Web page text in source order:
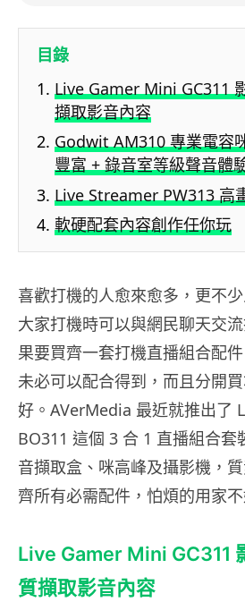
目錄
Live Gamer Mini GC311
擷取影音內容
Godwit AM310 專業電容
豐富 + 錄音室等級聲音體
Live Streamer PW313 高
軟硬配套內容創作任你玩
喜歡打機的人愈來愈多，更不
大家打機時可以與網民聊天交
果要買齊一套打機直播組合配
未必可以配合得到，而且分開
好。AVerMedia 最近就推出了
BO311 這個 3 合 1 直播組合套
音擷取盒、咪高峰及攝影機，
齊所有必需配件，怕煩的用家不
Live Gamer Mini GC311
質擷取影音內容